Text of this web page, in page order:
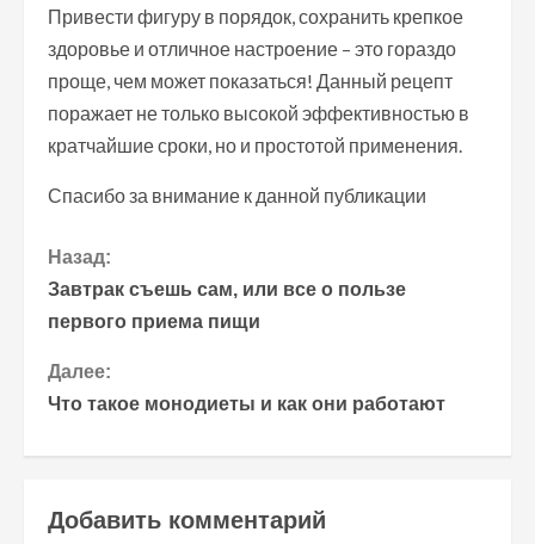
Привести фигуру в порядок, сохранить крепкое
здоровье и отличное настроение – это гораздо
проще, чем может показаться! Данный рецепт
поражает не только высокой эффективностью в
кратчайшие сроки, но и простотой применения.
Спасибо за внимание к данной публикации
П
р
о
д
о
л
Назад:
Завтрак съешь сам, или все о пользе
первого приема пищи
Далее:
Что такое монодиеты и как они работают
Добавить комментарий